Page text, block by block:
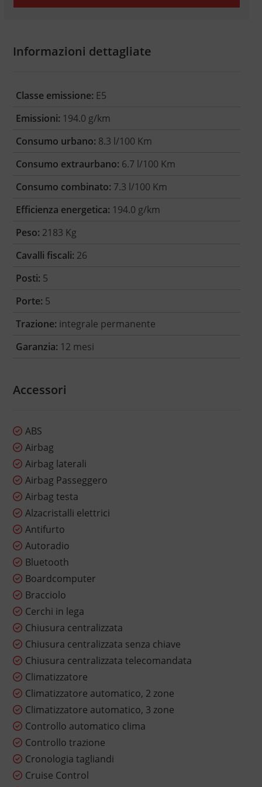
Informazioni dettagliate
Classe emissione: E5
Emissioni: 194.0 g/km
Consumo urbano: 8.3 l/100 Km
Consumo extraurbano: 6.7 l/100 Km
Consumo combinato: 7.3 l/100 Km
Efficienza energetica: 194.0 g/km
Peso: 2183 Kg
Cavalli fiscali: 26
Posti: 5
Porte: 5
Trazione: integrale permanente
Garanzia: 12 mesi
Accessori
ABS
Airbag
Airbag laterali
Airbag Passeggero
Airbag testa
Alzacristalli elettrici
Antifurto
Autoradio
Bluetooth
Boardcomputer
Bracciolo
Cerchi in lega
Chiusura centralizzata
Chiusura centralizzata senza chiave
Chiusura centralizzata telecomandata
Climatizzatore
Climatizzatore automatico, 2 zone
Climatizzatore automatico, 3 zone
Controllo automatico clima
Controllo trazione
Cronologia tagliandi
Cruise Control